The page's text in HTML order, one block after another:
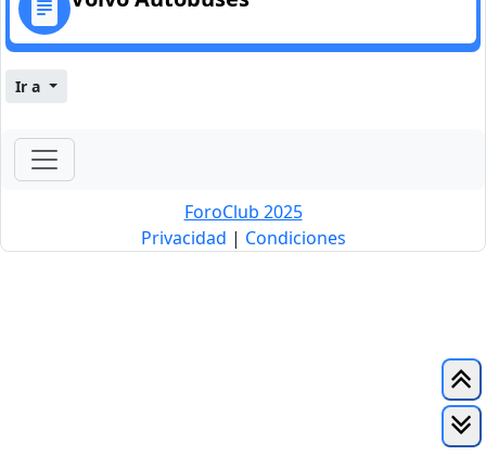
Ir a
ForoClub 2025
Privacidad | Condiciones